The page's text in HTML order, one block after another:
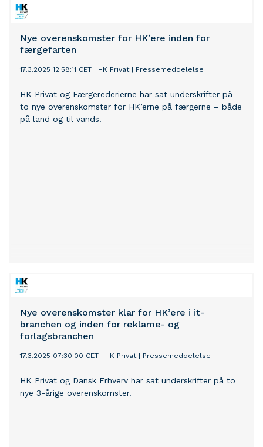
3.000 kroner.
Nye overenskomster for HK’ere inden for
færgefarten
17.3.2025 12:58:11 CET HK Privat| Pressemeddelelse
HK Privat og Færgerederierne har sat underskrifter på
to nye overenskomster for HK’erne på færgerne – både
på land og til vands.
Nye overenskomster klar for HK’ere i it-
branchen og inden for reklame- og
forlagsbranchen
17.3.2025 07:30:00 CET HK Privat| Pressemeddelelse
HK Privat og Dansk Erhverv har sat underskrifter på to
nye 3-årige overenskomster.